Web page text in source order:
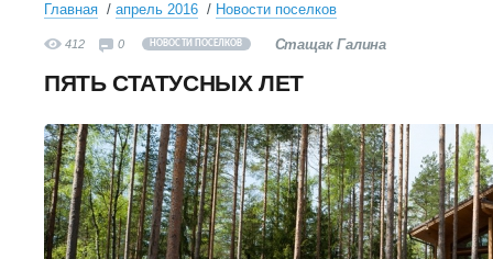
Главная апрель 2016 Новости поселков
412 0 НОВОСТИ ПОСЕЛКОВ Стащак Галина
ПЯТЬ СТАТУСНЫХ ЛЕТ